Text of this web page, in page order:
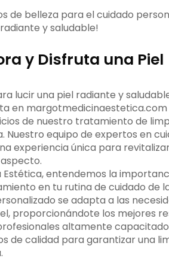
de belleza para el cuidado
y saludable!
y Disfruta una Piel
lucir una piel radiante y
en margotmedicinaestetica.com
de nuestro tratamiento de
Nuestro equipo de expertos en
experiencia única para
Estética, entendemos la
en tu rutina de cuidado de
se adapta a las
proporcionándote los mejores
altamente
de calidad para garantizar una